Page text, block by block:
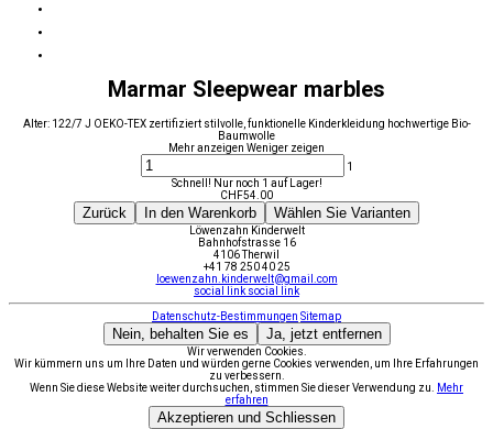
Marmar Sleepwear marbles
Alter: 122/7 J OEKO-TEX zertifiziert stilvolle, funktionelle Kinderkleidung hochwertige Bio-
Baumwolle
Mehr anzeigen Weniger zeigen
1
Schnell! Nur noch 1 auf Lager!
CHF54.00
Zurück In den Warenkorb Wählen Sie Varianten
Löwenzahn Kinderwelt
Bahnhofstrasse 16
4106 Therwil
+41 78 250 40 25
loewenzahn.kinderwelt@gmail.com
social link social link
Datenschutz-Bestimmungen Sitemap
Nein, behalten Sie es Ja, jetzt entfernen
Wir verwenden Cookies.
Wir kümmern uns um Ihre Daten und würden gerne Cookies verwenden, um Ihre Erfahrungen
zu verbessern.
Wenn Sie diese Website weiter durchsuchen, stimmen Sie dieser Verwendung zu.
Mehr
erfahren
Akzeptieren und Schliessen